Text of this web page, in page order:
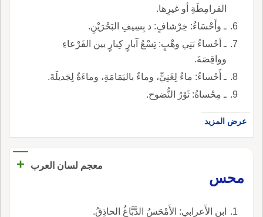
القرامِطَةِ أو غيرِها.
ـ وأَحْسَاءُ: خِرْشافٍ: د بِسِيفِ البَحْرَيْنِ.
ـ أحْساءُ بَنِي وهْبٍ: تِسْعُ آبارٍ كِبارٍ بين الفَرْعاءِ
وواقِصَةَ.
ـ أَحْساءُ: ماءٌ لِغَنِيٍّ، وماءٌ باليَمَامَةِ، وماءَةٌ لِجَديلَةَ.
ـ مِحْساةُ: ثَوْرُ النُّضوح.
عرض المزيد
معجم لسان العرب
+
محس
ابن الأَعرابي: الأَمْحَسُ الدَّبَّاغُ الحاذِقُ.